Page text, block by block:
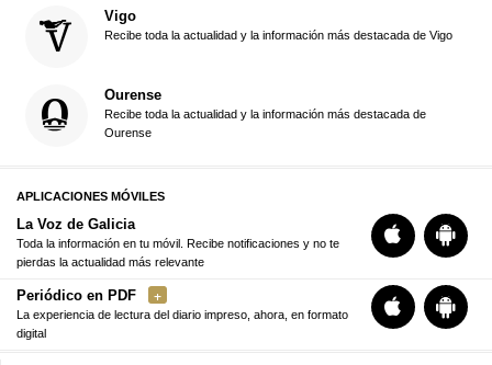
Vigo
Recibe toda la actualidad y la información más destacada de Vigo
Ourense
Recibe toda la actualidad y la información más destacada de
Ourense
APLICACIONES MÓVILES
La Voz de Galicia
Toda la información en tu móvil. Recibe notificaciones y no te
pierdas la actualidad más relevante
Periódico en PDF
La experiencia de lectura del diario impreso, ahora, en formato
digital